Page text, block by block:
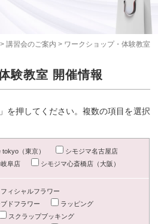
講習会のご案内 > ワークショップ・体験教室
験教室 開催情報
を押してください。複数の項目を選択
（東京）
シモジマ名古屋店
阜店
シモジマ心斎橋店（大阪）
ィシャルフラワー
ドフラワー
ラッピング
スクラップブッキング